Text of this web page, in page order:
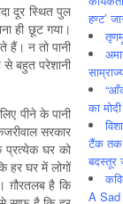
दूर स्थित पुल
ही छूट गया।
हैं। न तो पानी
बहुत परेशानी
पीने के पानी
सरकार
प्रत्येक घर को
हर घर में लोगों
ग़ौरतलब है कि
हण्ट’
का
टैंक तक
बदस्तूर
A